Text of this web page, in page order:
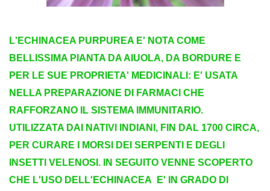
L'ECHINACEA PURPUREA E' NOTA COME
BELLISSIMA PIANTA DA AIUOLA, DA BORDURE E
PER LE SUE PROPRIETA' MEDICINALI: E' USATA
NELLA PREPARAZIONE DI FARMACI CHE
RAFFORZANO IL SISTEMA IMMUNITARIO.
UTILIZZATA DAI NATIVI INDIANI, FIN DAL 1700 CIRCA,
PER CURARE I MORSI DEI SERPENTI E DEGLI
INSETTI VELENOSI. IN SEGUITO VENNE SCOPERTO
CHE L'USO DELL'ECHINACEA E' IN GRADO DI